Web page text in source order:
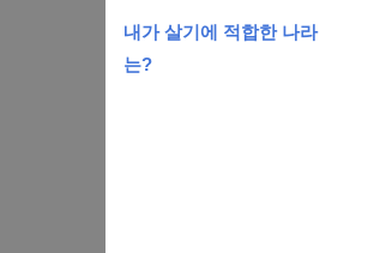
내가 살기에 적합한 나라
는?